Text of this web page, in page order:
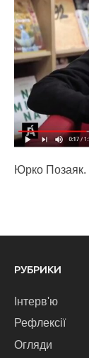
Юрко Позаяк.
РУБРИКИ
Інтерв'ю
Рефлексії
Огляди